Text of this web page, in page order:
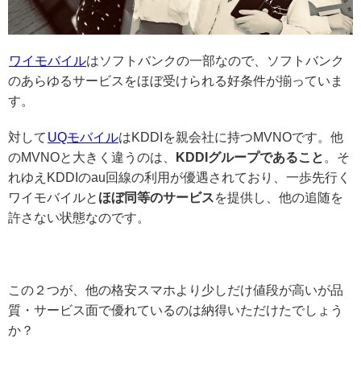
ワイモバイルはソフトバンクの一部なので、ソフトバンク
のあらゆるサービスをほぼ受けられる好条件が揃っていま
す。
対して UQモバイルはKDDIを親会社に持つMVNOです。他
のMVNOと大きく違うのは、
KDDIグループであること 。そ
れゆえKDDIのau回線の利用が優遇されており、一歩先行く
ワイモバイルと ほぼ同等のサービスを提供し、他の追随を
許さない状態なのです。
この２つが、他の格安スマホより少しだけ値段が高いが品
質・サービス面で優れているのは納得いただけたでしょう
か？